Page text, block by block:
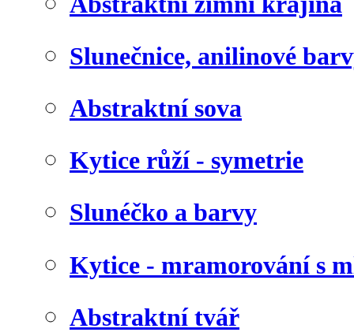
Slunečnice, anilinové
Abstraktní sova
Kytice růží - symetrie
Slunéčko a barvy
Kytice - mramorování s
Abstraktní tvář